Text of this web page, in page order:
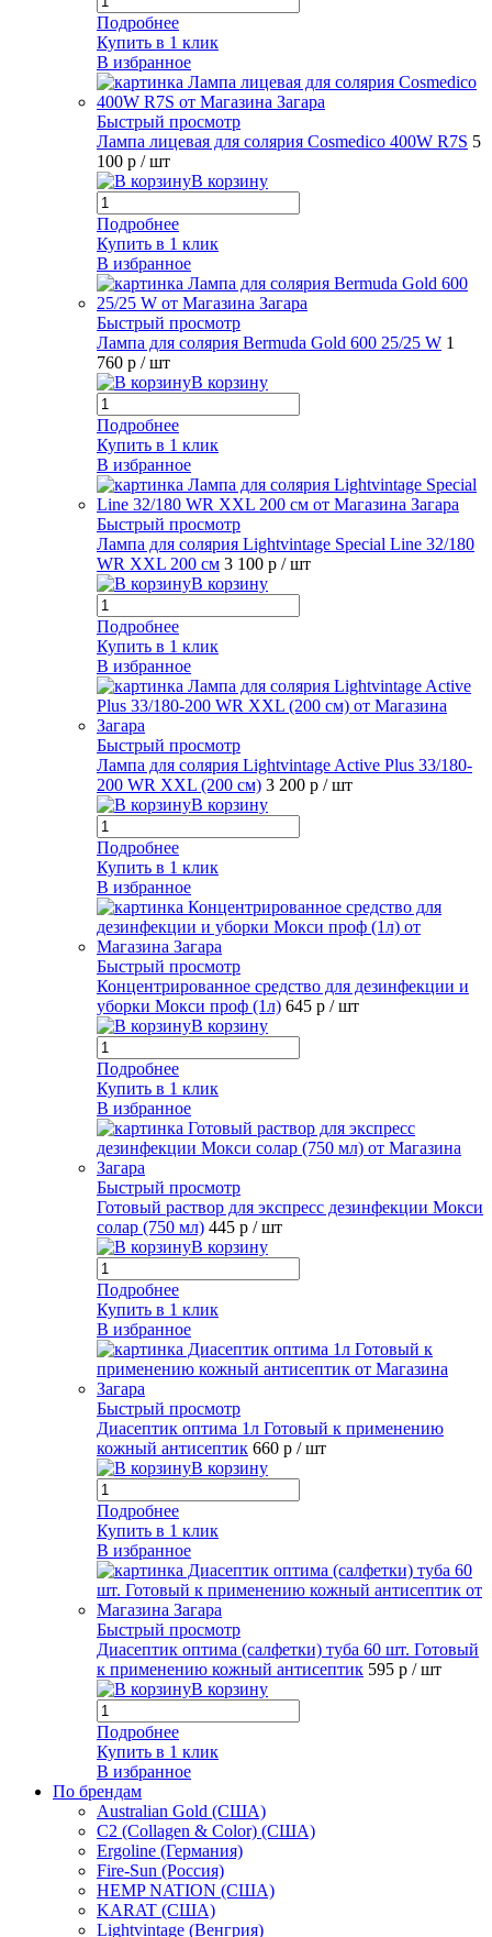
Подробнее
Купить в 1 клик
В избранное
Быстрый просмотр
Лампа лицевая для солярия Cosmedico 400W R7S 5
100 р / шт
В корзину
Подробнее
Купить в 1 клик
В избранное
Быстрый просмотр
Лампа для солярия Bermuda Gold 600 25/25 W 1
760 р / шт
В корзину
Подробнее
Купить в 1 клик
В избранное
Быстрый просмотр
Лампа для солярия Lightvintage Special Line 32/180
WR XXL 200 см 3 100 р / шт
В корзину
Подробнее
Купить в 1 клик
В избранное
Быстрый просмотр
Лампа для солярия Lightvintage Active Plus 33/180-
200 WR XXL (200 см) 3 200 р / шт
В корзину
Подробнее
Купить в 1 клик
В избранное
Быстрый просмотр
Концентрированное средство для дезинфекции и
уборки Мокси проф (1л) 645 р / шт
В корзину
Подробнее
Купить в 1 клик
В избранное
Быстрый просмотр
Готовый раствор для экспресс дезинфекции Мокси
солар (750 мл) 445 р / шт
В корзину
Подробнее
Купить в 1 клик
В избранное
Быстрый просмотр
Диасептик оптима 1л Готовый к применению
кожный антисептик 660 р / шт
В корзину
Подробнее
Купить в 1 клик
В избранное
Быстрый просмотр
Диасептик оптима (салфетки) туба 60 шт. Готовый
к применению кожный антисептик 595 р / шт
В корзину
Подробнее
Купить в 1 клик
В избранное
По брендам
Australian Gold (США)
C2 (Collagen & Color) (США)
Ergoline (Германия)
Fire-Sun (Россия)
HEMP NATION (США)
KARAT (США)
Lightvintage (Венгрия)